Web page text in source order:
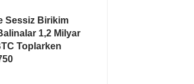
Sessiz Birikim
1,2 Milyar
Toplarken